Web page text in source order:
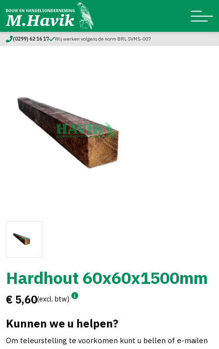
(0299) 62 16 17 Wij werken volgens de norm BRL SVMS-007
Hardhout 60x60x1500mm
€ 5,60(excl. btw)
Kunnen we u helpen?
Om teleurstelling te voorkomen kunt u bellen of e-mailen